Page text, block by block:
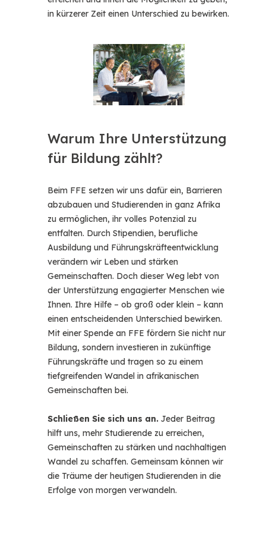
in kürzerer Zeit einen Unterschied zu bewirken.
Warum Ihre Unterstützung
für Bildung zählt?
Beim FFE setzen wir uns dafür ein, Barrieren
abzubauen und Studierenden in ganz Afrika
zu ermöglichen, ihr volles Potenzial zu
entfalten. Durch Stipendien, berufliche
Ausbildung und Führungskräfteentwicklung
verändern wir Leben und stärken
Gemeinschaften. Doch dieser Weg lebt von
der Unterstützung engagierter Menschen wie
Ihnen. Ihre Hilfe – ob groß oder klein – kann
einen entscheidenden Unterschied bewirken.
Mit einer Spende an FFE fördern Sie nicht nur
Bildung, sondern investieren in zukünftige
Führungskräfte und tragen so zu einem
tiefgreifenden Wandel in afrikanischen
Gemeinschaften bei.
Schließen Sie sich uns an. Jeder Beitrag
hilft uns, mehr Studierende zu erreichen,
Gemeinschaften zu stärken und nachhaltigen
Wandel zu schaffen. Gemeinsam können wir
die Träume der heutigen Studierenden in die
Erfolge von morgen verwandeln.